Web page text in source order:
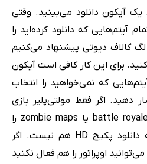
آیکون دانلود می‌بینید. وقتی
آیتم‌هایی که دانلود کرده‌اید را
کالاف دیوتی پیشنهاد می‌کنیم
برای این کار کافی است آیکون
که نمی‌خواهید را انتخاب
دهید. اگر فقط مولتی‌پلیر بازی
می‌کنید، نیاز نیست battle royale map یا zombie maps را
دانلود کنید. حتی نیازی به دانلود پکیج HD هم نیست. اگر
اوپراتور را هم فعال نکنید